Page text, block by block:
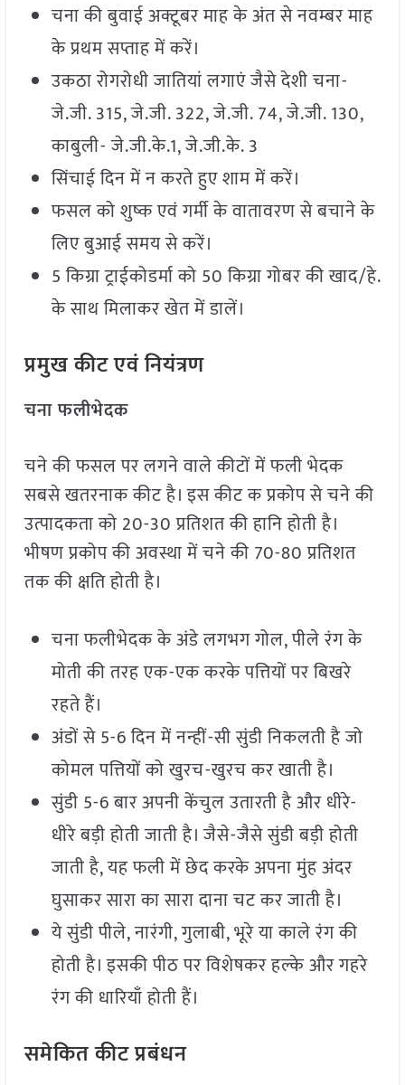
चना की बुवाई अक्टूबर माह के अंत से नवम्बर माह
के प्रथम सप्ताह में करें।
उकठा रोगरोधी जातियां लगाएं जैसे देशी चना-
जे.जी. 315, जे.जी. 322, जे.जी. 74, जे.जी. 130,
काबुली- जे.जी.के.1, जे.जी.के. 3
सिंचाई दिन में न करते हुए शाम में करें।
फसल को शुष्क एवं गर्मी के वातावरण से बचाने के
लिए बुआई समय से करें।
5 किग्रा ट्राईकोडर्मा को 50 किग्रा गोबर की खाद/हे.
के साथ मिलाकर खेत में डालें।
प्रमुख कीट एवं नियंत्रण
चना फलीभेदक
चने की फसल पर लगने वाले कीटों में फली भेदक
सबसे खतरनाक कीट है। इस कीट क प्रकोप से चने की
उत्पादकता को 20-30 प्रतिशत की हानि होती है।
भीषण प्रकोप की अवस्था में चने की 70-80 प्रतिशत
तक की क्षति होती है।
चना फलीभेदक के अंडे लगभग गोल, पीले रंग के
मोती की तरह एक-एक करके पत्तियों पर बिखरे
रहते हैं।
अंडों से 5-6 दिन में नन्हीं-सी सुंडी निकलती है जो
कोमल पत्तियों को खुरच-खुरच कर खाती है।
सुंडी 5-6 बार अपनी केंचुल उतारती है और धीरे-
धीरे बड़ी होती जाती है। जैसे-जैसे सुंडी बड़ी होती
जाती है, यह फली में छेद करके अपना मुंह अंदर
घुसाकर सारा का सारा दाना चट कर जाती है।
ये सुंडी पीले, नारंगी, गुलाबी, भूरे या काले रंग की
होती है। इसकी पीठ पर विशेषकर हल्के और गहरे
रंग की धारियाँ होती हैं।
समेकित कीट प्रबंधन